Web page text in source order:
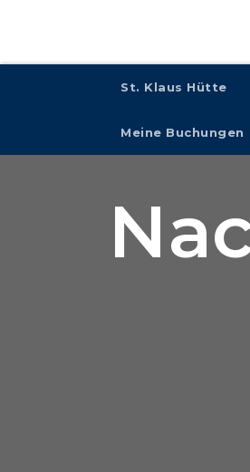
St. Klaus Hütte
Meine Buchungen